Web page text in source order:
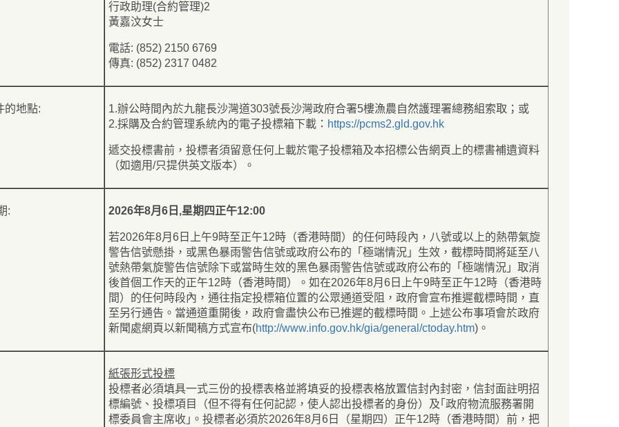
行政助理(合約管理)2
黃嘉汶女士
電話: (852) 2150 6769
傳真: (852) 2317 0482
的地點:
1.辦公時間內於九龍長沙灣道303號長沙灣政府合署5樓漁農自然護理署總務組索取；或
2.採購及合約管理系統內的電子投標箱下載： https://pcms2.gld.gov.hk
遞交投標書前，投標者須留意任何上載於電子投標箱及本招標公告網頁上的標書補遺資料
（如適用/只提供英文版本）。
: 2026年8月6日,星期四正午12:00
若2026年8月6日上午9時至正午12時（香港時間）的任何時段內，八號或以上的熱帶氣旋
警告信號懸掛，或黑色暴雨警告信號或政府公布的「極端情況」生效，截標時間將延至八
號熱帶氣旋警告信號除下或當時生效的黑色暴雨警告信號或政府公布的「極端情況」取消
後首個工作天的正午12時（香港時間）。如在2026年8月6日上午9時至正午12時（香港時
間）的任何時段內，通往指定投標箱位置的公眾通道受阻，政府會宣布推遲截標時間，直
至另行通告。當通道重開後，政府會盡快公布已推遲的截標時間。上述公布事項會於政府
新聞處網頁以新聞稿方式宣布(http://www.info.gov.hk/gia/general/ctoday.htm)。
紙張形式投標
投標者必須填具一式三份的投標表格並將填妥的投標表格放置信封內封密，信封面註明招
標編號、投標項目（但不得有任何記認，使人認出投標者的身份）及｢政府物流服務署開
標委員會主席收｣。投標者必須於2026年8月6日（星期四）正午12時（香港時間）前，把